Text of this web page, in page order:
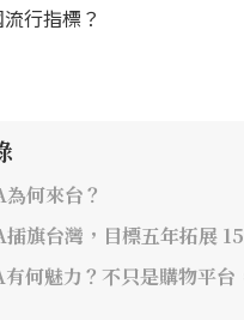
行指標？
何來台？
旗台灣，目標五年拓展
何魅力？不只是購物平台